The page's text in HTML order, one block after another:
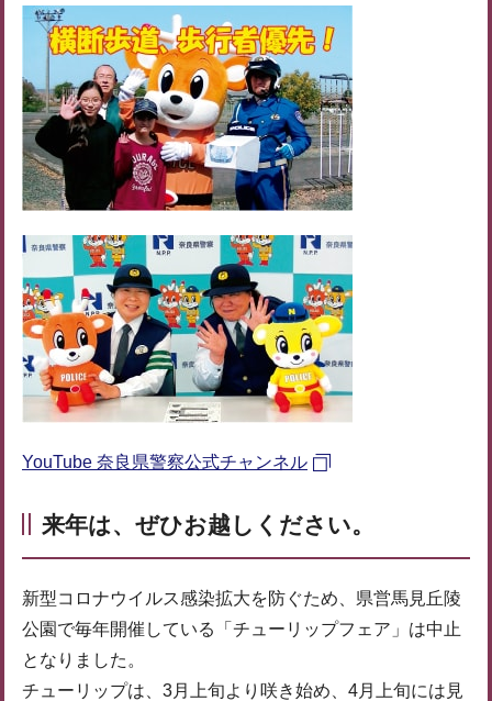
YouTube 奈良県警察公式チャンネル
来年は、ぜひお越しください。
新型コロナウイルス感染拡大を防ぐため、県営馬見丘陵
公園で毎年開催している「チューリップフェア」は中止
となりました。
チューリップは、3月上旬より咲き始め、4月上旬には見